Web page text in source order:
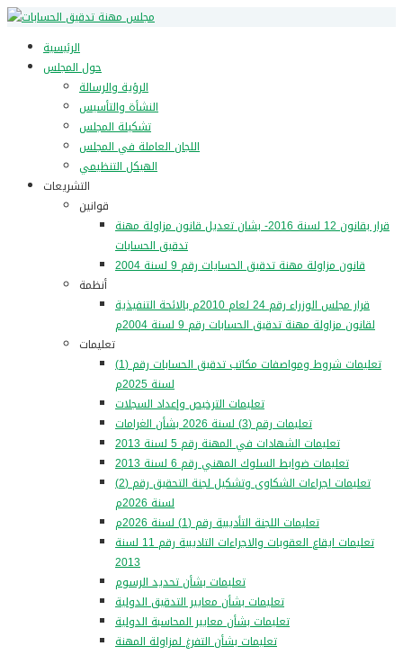
الرئيسية
حول المجلس
الرؤية والرسالة
النشأة والتأسيس
تشكيلة المجلس
اللجان العاملة في المجلس
الهيكل التنظيمي
التشريعات
قوانين
قرار بقانون 12 لسنة 2016- بشان تعديل قانون مزاولة مهنة
تدقيق الحسابات
قانون مزاولة مهنة تدقيق الحسايات رقم 9 لسنة 2004
أنظمة
قرار مجلس الوزراء رقم 24 لعام 2010م بالائحة التنفيذية
لقانون مزاولة مهنة تدقيق الحسابات رقم 9 لسنة 2004م
تعليمات
تعليمات شروط ومواصفات مكاتب تدقيق الحسابات رقم (1)
لسنة 2025م
تعليمات الترخيص وإعداد السجلات
تعليمات رقم (3) لسنة 2026 بشأن الغرامات
تعليمات الشهادات في المهنة رقم 5 لسنة 2013
تعليمات ضوابط السلوك المهني رقم 6 لسنة 2013
تعليمات اجراءات الشكاوى وتشكيل لجنة التحقيق رقم (2)
لسنة 2026م
تعليمات اللجنة التأديبية رقم (1) لسنة 2026م
تعليمات ايقاع العقوبات والاجراءات التاديبية رقم 11 لسنة
2013
تعليمات بشأن تحديد الرسوم
تعليمات بشأن معايير التدقيق الدولية
تعليمات بشأن معايير المحاسبة الدولية
تعليمات بشأن التفرغ لمزاولة المهنة